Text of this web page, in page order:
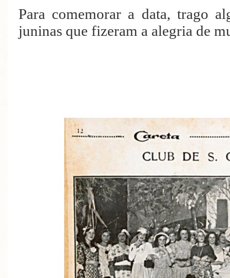
Para comemorar a data, trago
juninas que fizeram a alegria de